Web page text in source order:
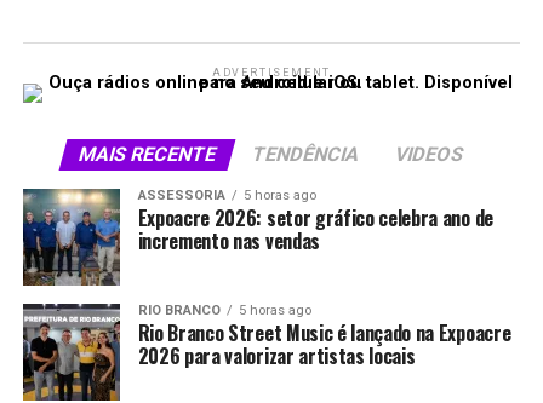
ADVERTISEMENT
MAIS RECENTE TENDÊNCIA VIDEOS
ASSESSORIA 5 horas ago
Expoacre 2026: setor gráfico celebra ano de
incremento nas vendas
RIO BRANCO 5 horas ago
Rio Branco Street Music é lançado na Expoacre
2026 para valorizar artistas locais